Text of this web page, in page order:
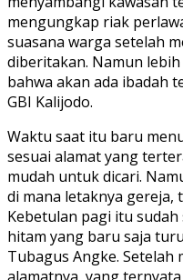
mengungkap riak
suasana warga setelah
diberitakan. Namun
bahwa akan ada ibadah
GBI Kalijodo.
Waktu saat itu baru
sesuai alamat yang
mudah untuk dicari.
di mana letaknya gereja,
Kebetulan pagi itu
hitam yang baru saja
Tubagus Angke.